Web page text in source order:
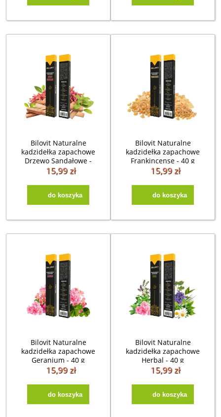
Bilovit Naturalne
kadzidełka zapachowe
Drzewo Sandałowe -
40 g
15,99 zł
do koszyka
Bilovit Naturalne
kadzidełka zapachowe
Frankincense - 40 g
15,99 zł
do koszyka
Bilovit Naturalne
kadzidełka zapachowe
Geranium - 40 g
15,99 zł
do koszyka
Bilovit Naturalne
kadzidełka zapachowe
Herbal - 40 g
15,99 zł
do koszyka